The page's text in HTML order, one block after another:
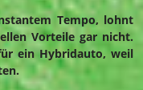
Tempo, lohnt
Vorteile gar nicht.
ein Hybridauto, weil